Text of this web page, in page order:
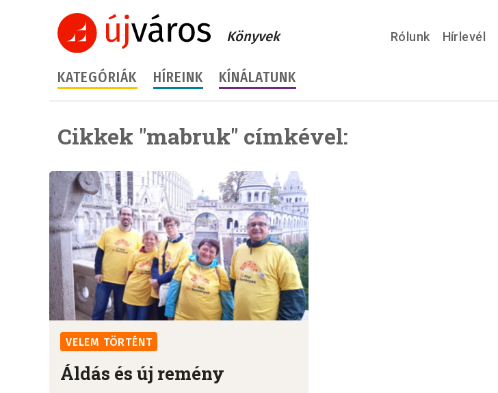
Könyvek Rólunk Hírlevél
KATEGÓRIÁK HÍREINK KÍNÁLATUNK
Cikkek "mabruk" címkével:
VELEM TÖRTÉNT
Áldás és új remény